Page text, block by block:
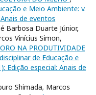
e Meio Ambiente: v.
de eventos
Barbosa Duarte Júnior,
Vinícius Simon,
NA PRODUTIVIDADE
de Educação e
Edição especial: Anais de
Shimada, Marcos